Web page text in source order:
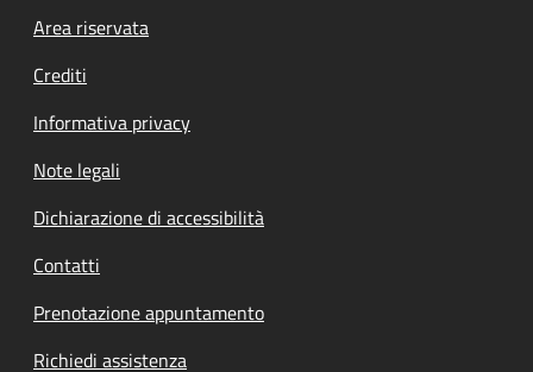
Footer menu
Area riservata
Crediti
Informativa privacy
Note legali
Dichiarazione di accessibilità
Contatti
Prenotazione appuntamento
Richiedi assistenza